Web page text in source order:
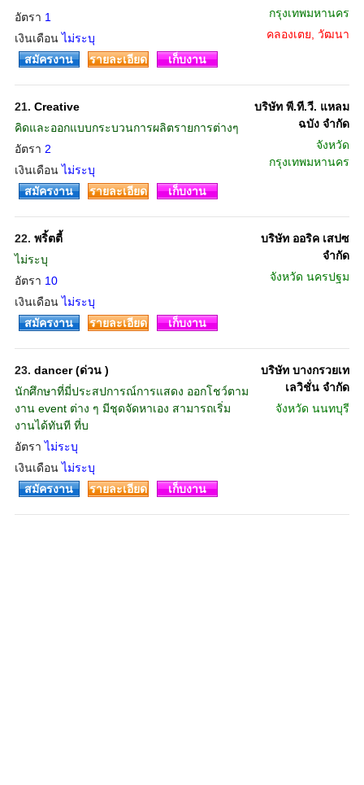
อัตรา 1
เงินเดือนไม่ระบุ
กรุงเทพมหานคร
คลองเตย, วัฒนา
สมัครงาน
รายละเอียด เก็บงาน
21. Creative
คิดและออกแบบกระบวนการผลิตรายการต่างๆ
อัตรา 2
เงินเดือนไม่ระบุ
บริษัท พี.ที.วี. แหลม
ฉบัง จำกัด
จังหวัด
กรุงเทพมหานคร
สมัครงาน รายละเอียด เก็บงาน
22. พริ้ตตี้
ไม่ระบุ
อัตรา 10
เงินเดือนไม่ระบุ
บริษัท ออริค เสปซ
จำกัด
จังหวัด นครปฐม
สมัครงาน รายละเอียด เก็บงาน
23. dancer (ด่วน )
นักศึกษาที่มี่ประสปการณ์การแสดง ออกโชว์ตาม
งาน event ต่าง ๆ มีชุดจัดหาเอง สามารถเริ่ม
งานได้ทันที ที่บ
อัตราไม่ระบุ
เงินเดือนไม่ระบุ
บริษัท บางกรวยเท
เลวิชั่น จำกัด
จังหวัด นนทบุรี
สมัครงาน รายละเอียด เก็บงาน